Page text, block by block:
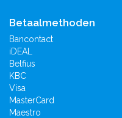
Betaalmethoden
Bancontact
iDEAL
Belfius
KBC
Visa
MasterCard
Maestro